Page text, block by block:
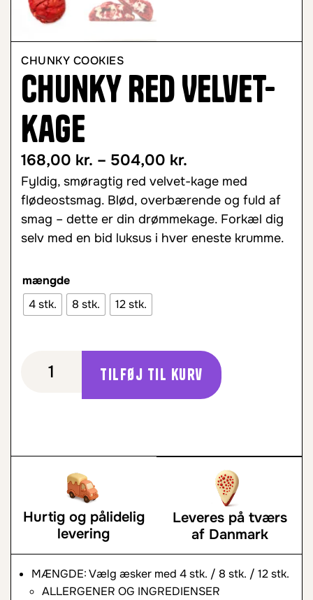
CHUNKY COOKIES
Chunky Red Velvet-
kage
168,00 kr. – 504,00 kr.
Fyldig, smøragtig red velvet-kage med
flødeostsmag. Blød, overbærende og fuld af
smag – dette er din drømmekage. Forkæl dig
selv med en bid luksus i hver eneste krumme.
mængde
4 stk.
8 stk. 12 stk.
Tilføj til kurv
Hurtig og pålidelig
levering
Leveres på tværs
af Danmark
MÆNGDE: Vælg æsker med 4 stk. / 8 stk. / 12 stk.
ALLERGENER OG INGREDIENSER